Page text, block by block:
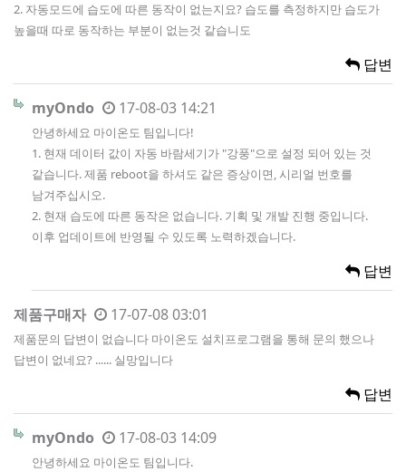
2. 자동모드에 습도에 따른 동작이 없는지요? 습도를 측정하지만 습도가
높을때 따로 동작하는 부분이 없는것 같습니도
답변
myOndo 17-08-03 14:21
안녕하세요 마이온도 팀입니다!
1. 현재 데이터 값이 자동 바람세기가 "강풍"으로 설정 되어 있는 것
같습니다. 제품 reboot을 하셔도 같은 증상이면, 시리얼 번호를
남겨주십시오.
2. 현재 습도에 따른 동작은 없습니다. 기획 및 개발 진행 중입니다.
이후 업데이트에 반영될 수 있도록 노력하겠습니다.
답변
제품구매자 17-07-08 03:01
제품문의 답변이 없습니다 마이온도 설치프로그램을 통해 문의 했으나
답변이 없네요? ...... 실망입니다
답변
myOndo 17-08-03 14:09
안녕하세요 마이온도 팀입니다.